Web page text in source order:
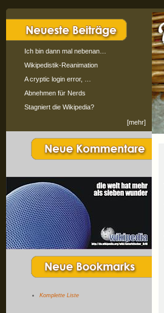
Ich bin dann mal nebenan…
Wikipedistik-Reanimation
A cryptic login error, …
Abnehmen für Nerds
Stagniert die Wikipedia?
[mehr]
Komplette Liste